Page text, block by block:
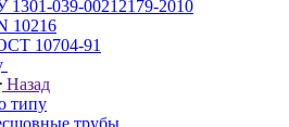
1301-039-00212179-2010
10216
10704-91
Назад
типу
трубы